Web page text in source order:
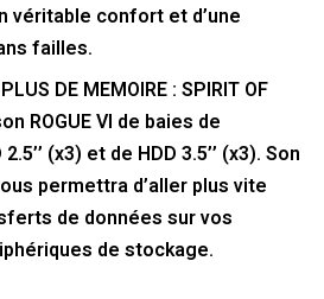
véritable confort et d’une
failles.
DE MEMOIRE : SPIRIT OF
ROGUE VI de baies de
(x3) et de HDD 3.5’’ (x3). Son
permettra d’aller plus vite
de données sur vos
de stockage.